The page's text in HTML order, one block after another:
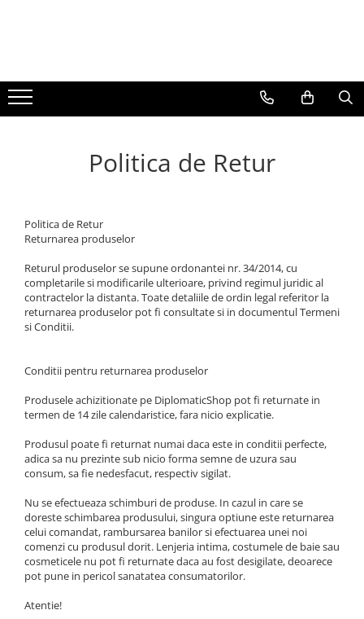
BERE
CAFEA
DEODORANTE
PARFUMURI
Politica de Retur
Politica de Retur
Returnarea produselor
Returul produselor se supune ordonantei nr. 34/2014, cu
completarile si modificarile ulterioare, privind regimul juridic al
contractelor la distanta. Toate detaliile de ordin legal referitor la
returnarea produselor pot fi consultate si in documentul Termeni
si Conditii.
Conditii pentru returnarea produselor
Produsele achizitionate pe DiplomaticShop pot fi returnate in
termen de 14 zile calendaristice, fara nicio explicatie.
Produsul poate fi returnat numai daca este in conditii perfecte,
adica sa nu prezinte sub nicio forma semne de uzura sau
consum, sa fie nedesfacut, respectiv sigilat.
Nu se efectueaza schimburi de produse. In cazul in care se
doreste schimbarea produsului, singura optiune este returnarea
celui comandat, rambursarea banilor si efectuarea unei noi
comenzi cu produsul dorit. Lenjeria intima, costumele de baie sau
cosmeticele nu pot fi returnate daca au fost desigilate, deoarece
pot pune in pericol sanatatea consumatorilor.
Atentie!